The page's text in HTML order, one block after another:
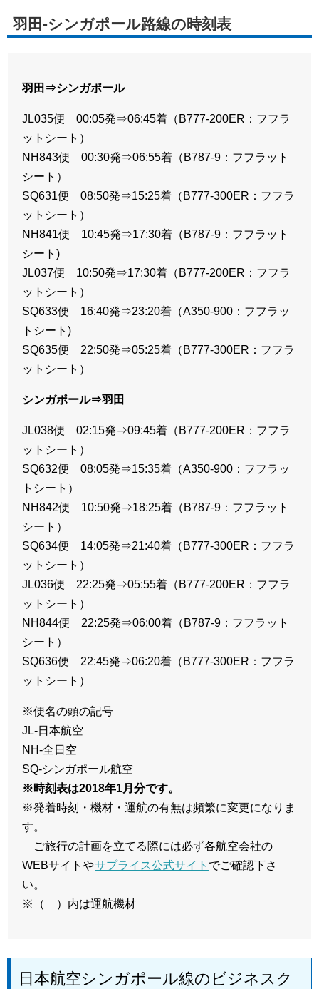
羽田-シンガポール路線の時刻表
羽田⇒シンガポール
JL035便 00:05発⇒06:45着（B777-200ER：フフラ
ットシート）
NH843便 00:30発⇒06:55着（B787-9：フフラット
シート）
SQ631便 08:50発⇒15:25着（B777-300ER：フフラ
ットシート）
NH841便 10:45発⇒17:30着（B787-9：フフラット
シート)
JL037便 10:50発⇒17:30着（B777-200ER：フフラ
ットシート）
SQ633便 16:40発⇒23:20着（A350-900：フフラッ
トシート)
SQ635便 22:50発⇒05:25着（B777-300ER：フフラ
ットシート）
シンガポール⇒羽田
JL038便 02:15発⇒09:45着（B777-200ER：フフラ
ットシート）
SQ632便 08:05発⇒15:35着（A350-900：フフラッ
トシート）
NH842便 10:50発⇒18:25着（B787-9：フフラット
シート）
SQ634便 14:05発⇒21:40着（B777-300ER：フフラ
ットシート）
JL036便 22:25発⇒05:55着（B777-200ER：フフラ
ットシート）
NH844便 22:25発⇒06:00着（B787-9：フフラット
シート）
SQ636便 22:45発⇒06:20着（B777-300ER：フフラ
ットシート）
※便名の頭の記号
JL-日本航空
NH-全日空
SQ-シンガポール航空
※時刻表は2018年1月分です。
※発着時刻・機材・運航の有無は頻繁に変更になりま
す。
ご旅行の計画を立てる際には必ず各航空会社の
WEBサイトやサプライス公式サイト でご確認下さ
い。
※（ ）内は運航機材
日本航空シンガポール線のビジネスク